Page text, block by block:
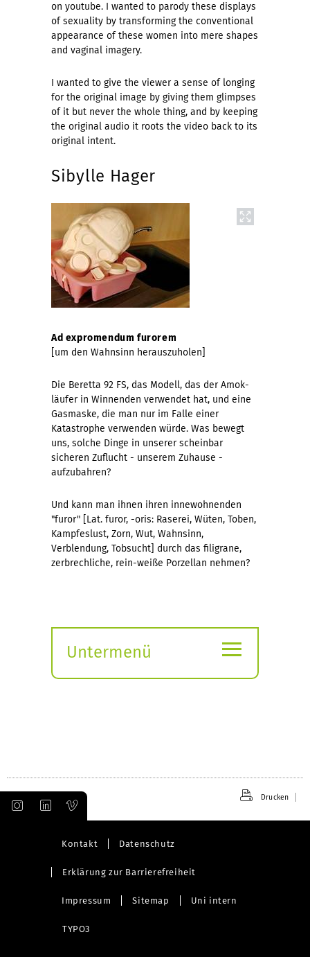
on youtube. I wanted to parody these displays
of sexuality by transforming the conventional
appearance of these women into mere shapes
and vaginal imagery.
I wanted to give the viewer a sense of longing
for the original image by giving them glimpses
of it but never the whole thing, and by keeping
the original audio it roots the video back to its
original intent.
Sibylle Hager
Ad expromendum furorem
[um den Wahnsinn herauszuholen]
Die Beretta 92 FS, das Modell, das der Amok-
läufer in Winnenden verwendet hat, und eine
Gasmaske, die man nur im Falle einer
Katastrophe verwenden würde. Was bewegt
uns, solche Dinge in unserer scheinbar
sicheren Zuflucht - unserem Zuhause -
aufzubahren?
Und kann man ihnen ihren innewohnenden
"furor" [Lat. furor, -oris: Raserei, Wüten, Toben,
Kampfeslust, Zorn, Wut, Wahnsinn,
Verblendung, Tobsucht] durch das filigrane,
zerbrechliche, rein-weiße Porzellan nehmen?
Untermenü
≡
Drucken
Kontakt Datenschutz
Erklärung zur Barrierefreiheit
Impressum Sitemap Uni intern
TYPO3